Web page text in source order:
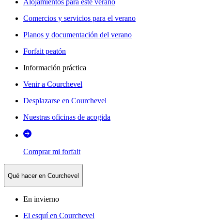
Alojamientos para este verano
Comercios y servicios para el verano
Planos y documentación del verano
Forfait peatón
Información práctica
Venir a Courchevel
Desplazarse en Courchevel
Nuestras oficinas de acogida
Comprar mi forfait
Qué hacer en Courchevel
En invierno
El esquí en Courchevel